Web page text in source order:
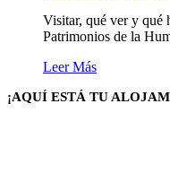
Visitar, qué ver y qué
Patrimonios de la
Leer Más
¡AQUÍ ESTÁ TU